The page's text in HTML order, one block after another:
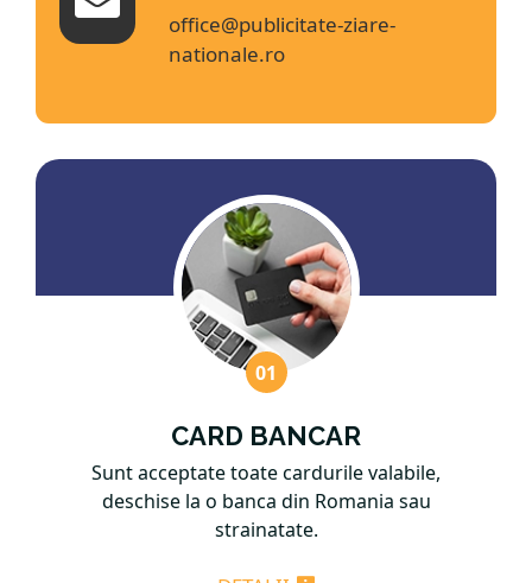
office@publicitate-ziare-
nationale.ro
CARD BANCAR
Sunt acceptate toate cardurile valabile,
deschise la o banca din Romania sau
strainatate.